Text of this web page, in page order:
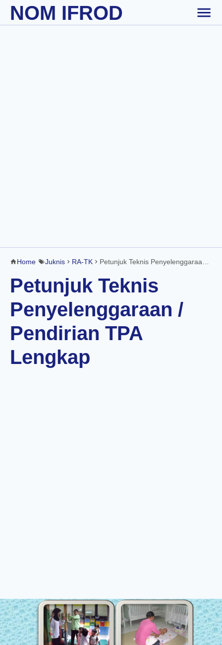
Skip to main content
NOM IFROD
Home Juknis RA-TK Petunjuk Teknis Penyelenggaraan / Pendirian TPA Lengkap
Petunjuk Teknis
Penyelenggaraan /
Pendirian TPA
Lengkap